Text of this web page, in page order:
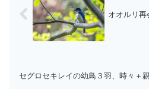
オオルリ再
セグロセキレイの幼鳥３羽、時々＋